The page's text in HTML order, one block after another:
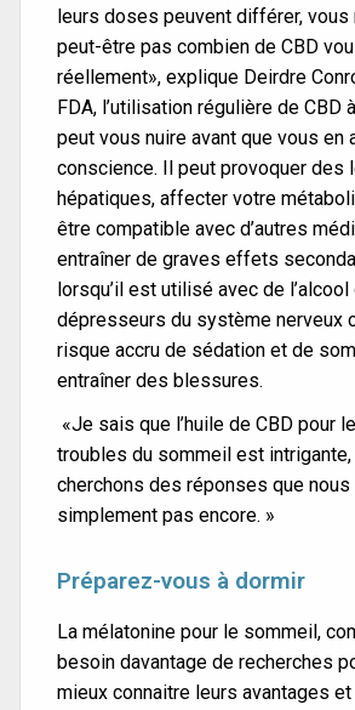
leurs doses peuvent différer,
peut-être pas combien de CBD
réellement», explique Deirdre
FDA, l’utilisation régulière de CBD
peut vous nuire avant que vous en
conscience. Il peut provoquer des
hépatiques, affecter votre
être compatible avec d’autres
entraîner de graves effets
lorsqu’il est utilisé avec de l’alcool
dépresseurs du système nerveux
risque accru de sédation et de
entraîner des blessures.
«Je sais que l’huile de CBD pour
troubles du sommeil est
cherchons des réponses que nous
simplement pas encore. »
Préparez-vous à dormir
La mélatonine pour le sommeil,
besoin davantage de recherches
mieux connaitre leurs avantages